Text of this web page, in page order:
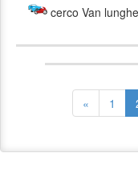
cerco Van
« 1